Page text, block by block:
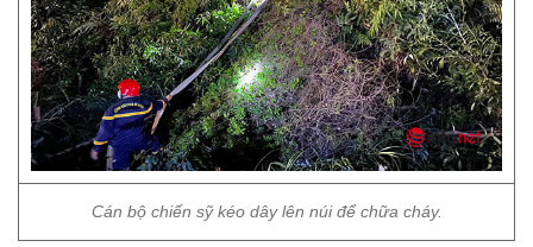
Cán bộ chiến sỹ kéo dây lên núi để chữa cháy.